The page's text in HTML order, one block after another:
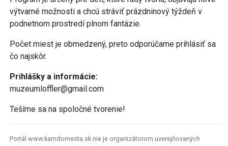
výtvarné možnosti a chcú stráviť prázdninový týždeň v
podnetnom prostredí plnom fantázie.
Počet miest je obmedzený, preto odporúčame prihlásiť sa
čo najskôr.
Prihlášky a informácie:
muzeumloffler@gmail.com
Tešíme sa na spoločné tvorenie!
Portál www.kamdomesta.sk nie je organizátorom uverejňovaných